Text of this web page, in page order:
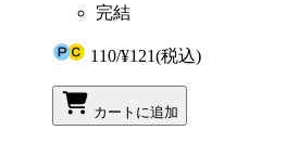
完結
110/¥121(税込)
カートに追加